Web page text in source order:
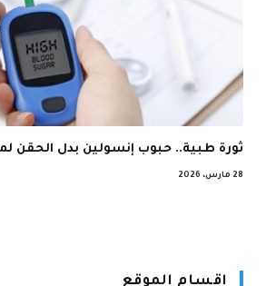
ثورة طبية.. حبوب إنسولين بدل الحقن
28 مارس، 2026
اقسام الموقع